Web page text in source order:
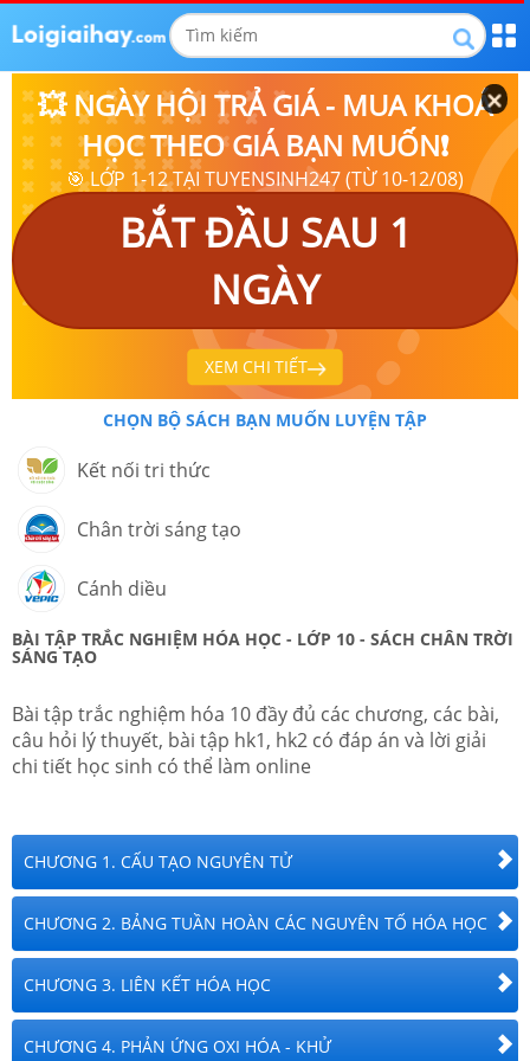
💥 NGÀY HỘI TRẢ GIÁ - MUA KHOÁ
HỌC THEO GIÁ BẠN MUỐN❗
🎯 LỚP 1-12 TẠI TUYENSINH247 (TỪ 10-12/08)
BẮT ĐẦU SAU 1
NGÀY
XEM CHI TIẾT
CHỌN BỘ SÁCH BẠN MUỐN LUYỆN TẬP
Kết nối tri thức
Chân trời sáng tạo
Cánh diều
BÀI TẬP TRẮC NGHIỆM HÓA HỌC - LỚP 10 - SÁCH CHÂN TRỜI
SÁNG TẠO
Bài tập trắc nghiệm hóa 10 đầy đủ các chương, các bài,
câu hỏi lý thuyết, bài tập hk1, hk2 có đáp án và lời giải
chi tiết học sinh có thể làm online
CHƯƠNG 1. CẤU TẠO NGUYÊN TỬ
CHƯƠNG 2. BẢNG TUẦN HOÀN CÁC NGUYÊN TỐ HÓA HỌC
CHƯƠNG 3. LIÊN KẾT HÓA HỌC
CHƯƠNG 4. PHẢN ỨNG OXI HÓA - KHỬ